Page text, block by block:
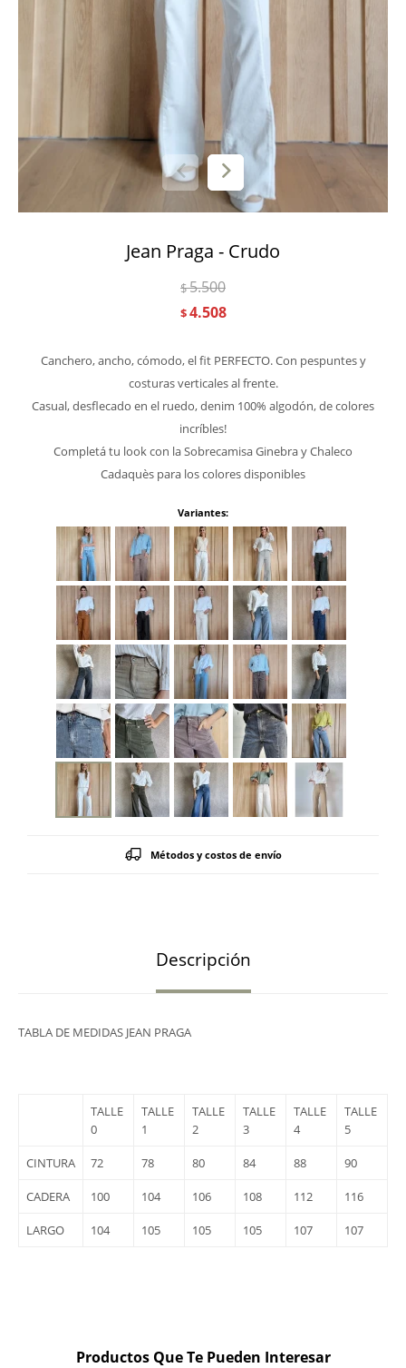
Jean Praga - Crudo
$4.508
$5.500
Canchero, ancho, cómodo, el fit PERFECTO. Con pespuntes y
costuras verticales al frente.
Casual, desflecado en el ruedo, denim 100% algodón, de colores
incríbles!
Completá tu look con la Sobrecamisa Ginebra y Chaleco
Cadaquès para los colores disponibles
Variantes:
Métodos y costos de envío
Descripción
TABLA DE MEDIDAS JEAN PRAGA
TALLE
0
TALLE
1
TALLE
2
TALLE
3
TALLE
4
TALLE
5
CINTURA 72 78 80 84 88 90
CADERA 100 104 106 108 112 116
LARGO 104 105 105 105 107 107
Productos Que Te Pueden Interesar